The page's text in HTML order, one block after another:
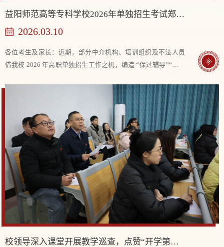
益阳师范高等专科学校2026年单独招生考试郑重声明
2026.03.10
各位考生及家长：近期，部分中介机构、培训组织及不法人员
借我校 2026 年高职单独招生工作之机，编造 “保过辅导”“专属
严重干扰我校正规招生工作秩序，也给考生及家长的财产安全
带来极大风险。为捍卫学校招生公信力，严格落实教育部、湖
南省教育厅单招工作要求，守护广大考生的切身利益，现就我
校 2026 年单独招生相关政策及事项郑重声明如下：一、我校
2026 年单独招生的报名宣传、...
校领导深入课堂开展教学巡查，点赞“开学第一课”